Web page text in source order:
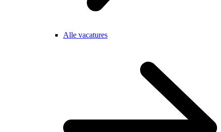
Alle vacatures